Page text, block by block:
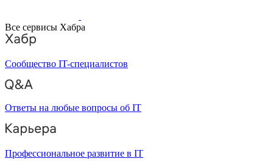
Все сервисы Хабра
Сообщество IT-специалистов
Ответы на любые вопросы об IT
Профессиональное развитие в IT